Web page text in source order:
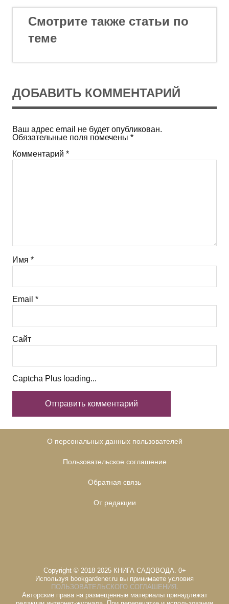
Смотрите также статьи по
теме
ДОБАВИТЬ КОММЕНТАРИЙ
Ваш адрес email не будет опубликован.
Обязательные поля помечены *
Комментарий *
Имя *
Email *
Сайт
Captcha Plus loading...
О персональных данных пользователей
Пользовательское соглашение
Обратная связь
От редакции
Copyright © 2018-2025 КНИГА САДОВОДА. 0+
Используя bookgardener.ru вы принимаете условия
ПОЛЬЗОВАТЕЛЬСКОГО СОГЛАШЕНИЯ .
Авторские права на размещенные материалы принадлежат